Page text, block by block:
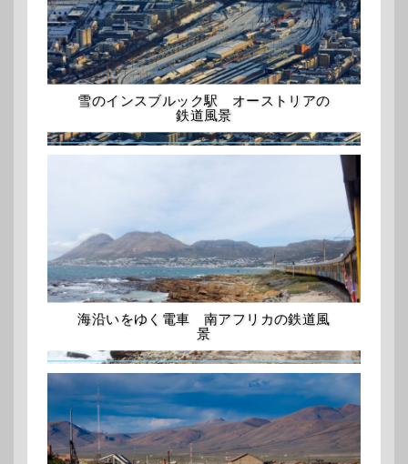
雪のインスブルック駅 オーストリアの
鉄道風景
海沿いをゆく電車 南アフリカの鉄道風
景